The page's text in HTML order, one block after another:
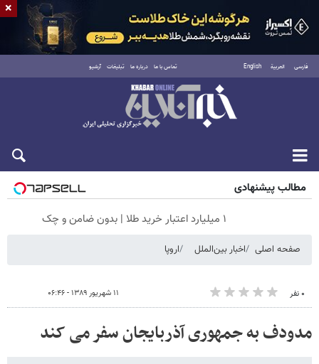
فارسی العربية English تماس با ما درباره ما تبلیغات آرشیو
شنبه ۱۷ مرداد ۱۴۰۵
مطالب پیشنهادی
۱ میلیارد اعتبار خرید طلا | بدون ضامن و چک
صفحه اصلی اخبار بین‌الملل اروپا
۰ نفر ۱۱ شهریور ۱۳۸۹ - ۰۶:۴۶
مدودف به جمهوری آذربایجان سفر می کند
×